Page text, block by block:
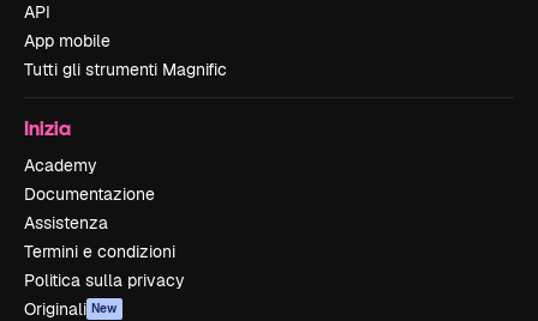
API
App mobile
Tutti gli strumenti Magnific
Inizia
Academy
Documentazione
Assistenza
Termini e condizioni
Politica sulla privacy
Originali New